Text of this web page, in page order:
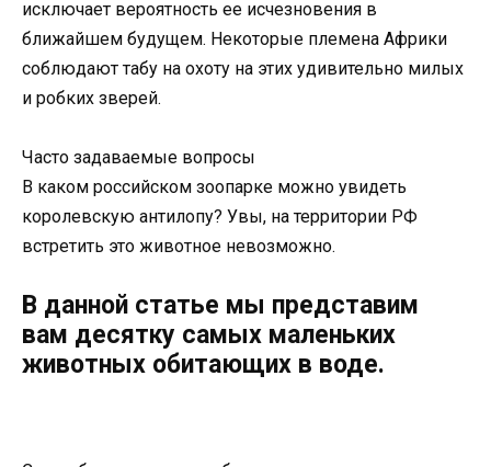
исключает вероятность ее исчезновения в
ближайшем будущем. Некоторые племена Африки
соблюдают табу на охоту на этих удивительно милых
и робких зверей.
Часто задаваемые вопросы
В каком российском зоопарке можно увидеть
королевскую антилопу? Увы, на территории РФ
встретить это животное невозможно.
В данной статье мы представим
вам десятку самых маленьких
животных обитающих в воде.